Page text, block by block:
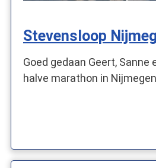
Stevensloop
Goed gedaan Geert, Sanne
halve marathon in